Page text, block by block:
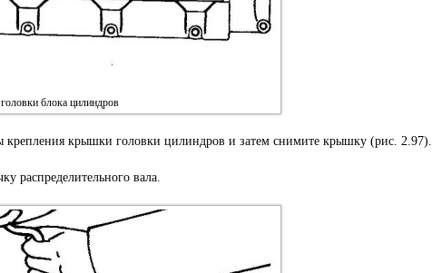
блока цилиндров
крепления крышки головки цилиндров и затем снимите крышку (рис. 2.97).
распределительного вала.